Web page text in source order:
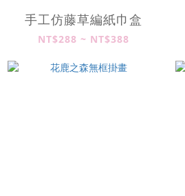
手工仿藤草編紙巾盒
NT$288 ~ NT$388